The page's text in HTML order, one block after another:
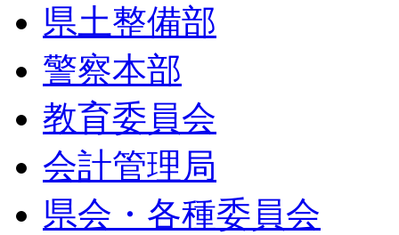
県土整備部
警察本部
教育委員会
会計管理局
県会・各種委員会